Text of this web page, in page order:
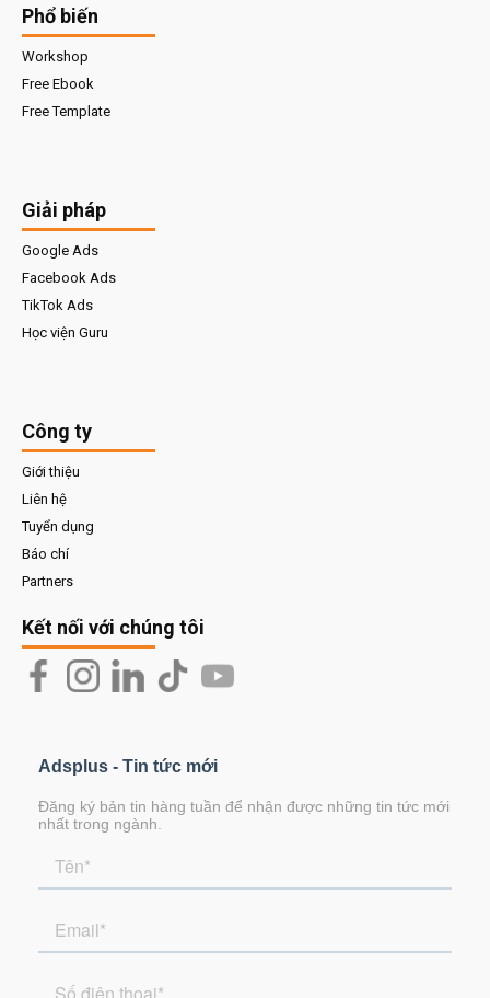
Phổ biến
Workshop
Free Ebook
Free Template
Giải pháp
Google Ads
Facebook Ads
TikTok Ads
Học viện Guru
Công ty
Giới thiệu
Liên hệ
Tuyển dụng
Báo chí
Partners
Kết nối với chúng tôi